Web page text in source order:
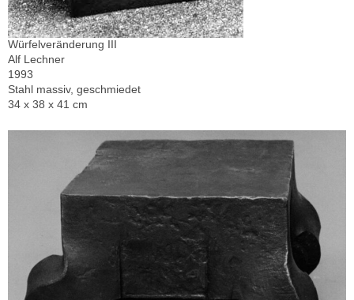
Würfelveränderung III
Alf Lechner
1993
Stahl massiv, geschmiedet
34 x 38 x 41 cm